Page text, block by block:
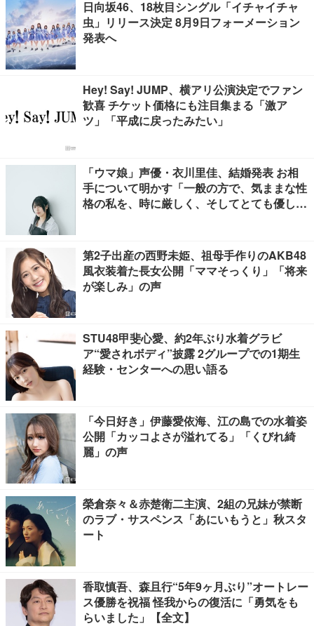
日向坂46、18枚目シングル「イチャイチャ
虫」リリース決定 8月9日フォーメーション
発表へ
Hey! Say! JUMP、横アリ公演決定でファン
歓喜 チケット価格にも注目集まる「激ア
ツ」「平成に戻ったみたい」
「ウマ娘」声優・衣川里佳、結婚発表 お相
手について明かす「一般の方で、気ままな性
格の私を、時に厳しく、そしてとても優し
第2子出産の西野未姫、祖母手作りのAKB48
風衣装着た長女公開「ママそっくり」「将来
が楽しみ」の声
STU48甲斐心愛、約2年ぶり水着グラビ
ア“愛されボディ”披露 2グループでの1期生
経験・センターへの思い語る
「今日好き」伊藤愛依海、江の島での水着姿
公開「カッコよさが溢れてる」「くびれ綺
麗」の声
榮倉奈々＆赤楚衛二主演、2組の兄妹が禁断
のラブ・サスペンス「あにいもうと」秋スタ
ート
香取慎吾、森且行“5年9ヶ月ぶり”オートレー
ス優勝を祝福 怪我からの復活に「勇気をも
らいました」【全文】